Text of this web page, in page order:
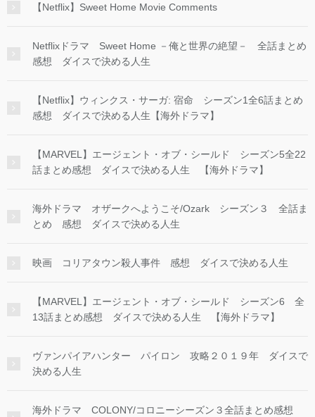
【Netflix】Sweet Home Movie Comments
Netflixドラマ Sweet Home －俺と世界の絶望－ 全話まとめ
感想 ダイスで決める人生
【Netflix】ウィンクス・サーガ: 宿命 シーズン1全6話まとめ
感想 ダイスで決める人生【海外ドラマ】
【MARVEL】エージェント・オブ・シールド シーズン5全22
話まとめ感想 ダイスで決める人生 【海外ドラマ】
海外ドラマ オザークへようこそ/Ozark シーズン３ 全話ま
とめ 感想 ダイスで決める人生
映画 コリアタウン殺人事件 感想 ダイスで決める人生
【MARVEL】エージェント・オブ・シールド シーズン6 全
13話まとめ感想 ダイスで決める人生 【海外ドラマ】
ヴァンパイアハンター パイロン 攻略２０１９年 ダイスで
決める人生
海外ドラマ COLONY/コロニーシーズン３全話まとめ感想